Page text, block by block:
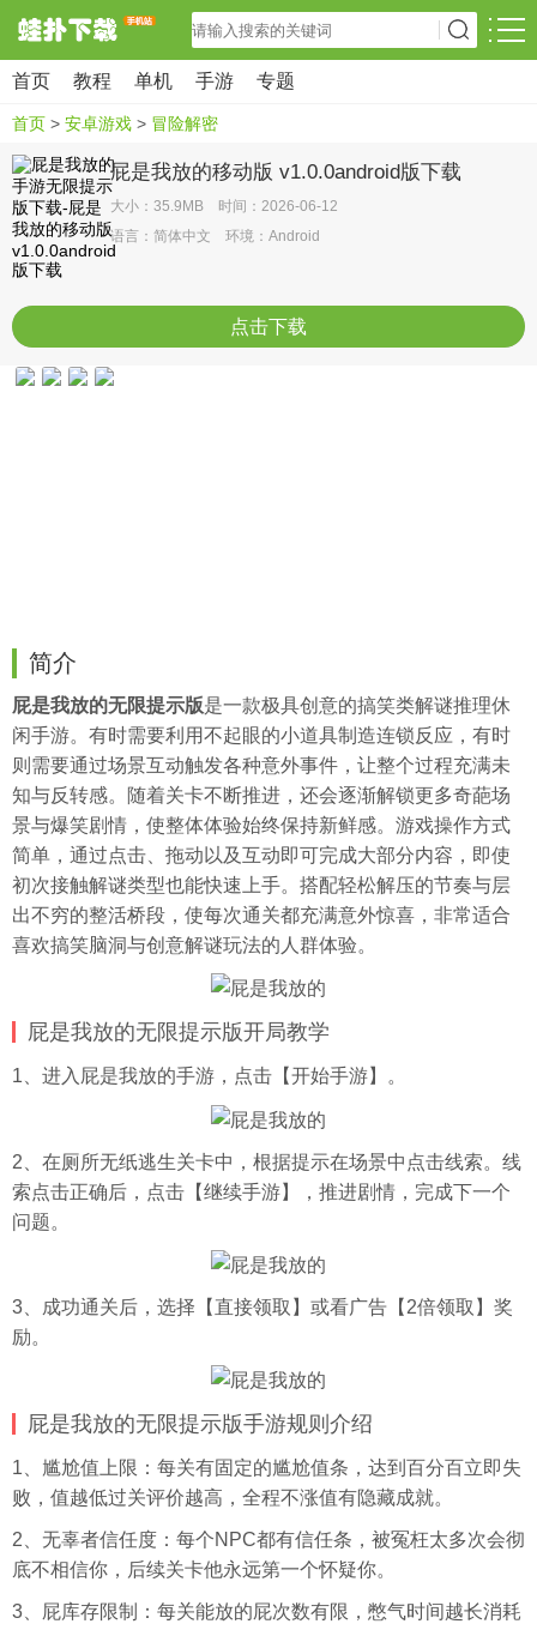
首页 教程 单机 手游 专题
首页 > 安卓游戏 > 冒险解密
屁是我放的移动版 v1.0.0android版下载
大小：35.9MB 时间：2026-06-12
语言：简体中文 环境：Android
点击下载
简介
屁是我放的无限提示版是一款极具创意的搞笑类解谜推理休
闲手游。有时需要利用不起眼的小道具制造连锁反应，有时
则需要通过场景互动触发各种意外事件，让整个过程充满未
知与反转感。随着关卡不断推进，还会逐渐解锁更多奇葩场
景与爆笑剧情，使整体体验始终保持新鲜感。游戏操作方式
简单，通过点击、拖动以及互动即可完成大部分内容，即使
初次接触解谜类型也能快速上手。搭配轻松解压的节奏与层
出不穷的整活桥段，使每次通关都充满意外惊喜，非常适合
喜欢搞笑脑洞与创意解谜玩法的人群体验。
屁是我放的无限提示版开局教学
1、进入屁是我放的手游，点击【开始手游】。
2、在厕所无纸逃生关卡中，根据提示在场景中点击线索。线
索点击正确后，点击【继续手游】，推进剧情，完成下一个
问题。
3、成功通关后，选择【直接领取】或看广告【2倍领取】奖
励。
屁是我放的无限提示版手游规则介绍
1、尴尬值上限：每关有固定的尴尬值条，达到百分百立即失
败，值越低过关评价越高，全程不涨值有隐藏成就。
2、无辜者信任度：每个NPC都有信任条，被冤枉太多次会彻
底不相信你，后续关卡他永远第一个怀疑你。
3、屁库存限制：每关能放的屁次数有限，憋气时间越长消耗